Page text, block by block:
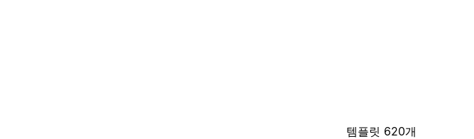
템플릿 620개